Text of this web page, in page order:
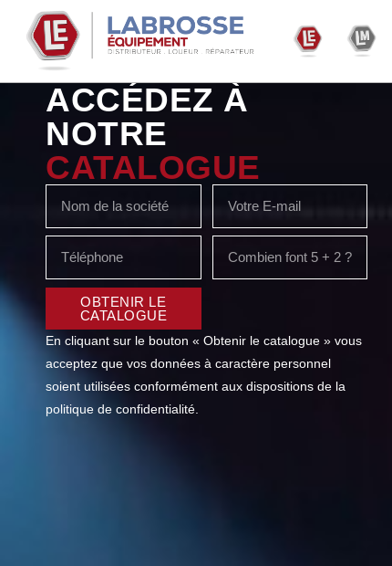
ACCÉDEZ À
NOTRE
CATALOGUE
OBTENIR LE
CATALOGUE
En cliquant sur le bouton « Obtenir le catalogue » vous
acceptez que vos données à caractère personnel
soient utilisées conformément aux dispositions de la
politique de confidentialité.